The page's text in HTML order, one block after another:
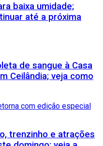
baixa umidade;
até a próxima
de sangue à Casa
Ceilândia; veja como
trenzinho e atrações